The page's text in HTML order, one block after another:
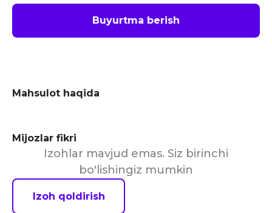
Buyurtma berish
Mahsulot haqida
Mijozlar fikri
Izohlar mavjud emas. Siz birinchi
bo'lishingiz mumkin
Izoh qoldirish